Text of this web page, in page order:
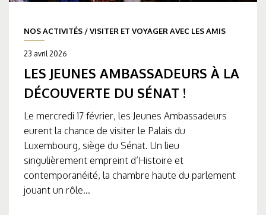
NOS ACTIVITÉS /VISITER ET VOYAGER AVEC LES AMIS
23 avril 2026
LES JEUNES AMBASSADEURS À LA
DÉCOUVERTE DU SÉNAT !
Le mercredi 17 février, les Jeunes Ambassadeurs
eurent la chance de visiter le Palais du
Luxembourg, siège du Sénat. Un lieu
singulièrement empreint d’Histoire et
contemporanéité, la chambre haute du parlement
jouant un rôle...